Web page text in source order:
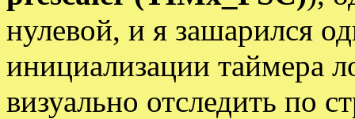
нулевой, и я зашарился
инициализации таймера
визуально отследить по